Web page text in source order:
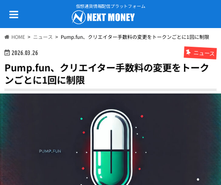
仮想通貨情報配信プラットフォーム
HOME ニュース Pump.fun、クリエイター手数料の変更をトークンごとに1回に制限
2026.03.26 ニュース
Pump.fun、クリエイター手数料の変更をトーク
ンごとに1回に制限